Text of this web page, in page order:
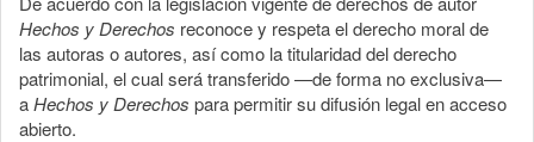
Hechos y Derechos reconoce y respeta el derecho moral de
las autoras o autores, así como la titularidad del derecho
patrimonial, el cual será transferido —de forma no exclusiva—
aHechos y Derechos para permitir su difusión legal en acceso
abierto.